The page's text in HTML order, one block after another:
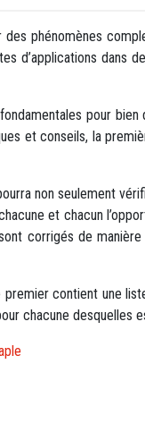
phénomènes
d’applications dans
pour
et conseils, la
non seulement
et chacun
corrigés de
contient une
chacune desquelles